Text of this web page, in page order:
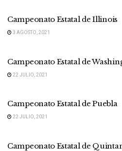
Campeonato Estatal de Illinois
3 AGOSTO, 2021
Campeonato Estatal de
22 JULIO, 2021
Campeonato Estatal de Puebla
22 JULIO, 2021
Campeonato Estatal de